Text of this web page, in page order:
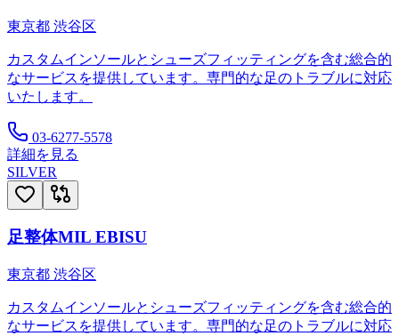
東京都 渋谷区
カスタムインソールとシューズフィッティングを含む総合的
なサービスを提供しています。専門的な足のトラブルに対応
いたします。
03-6277-5578
詳細を見る
SILVER
足整体MIL EBISU
東京都 渋谷区
カスタムインソールとシューズフィッティングを含む総合的
なサービスを提供しています。専門的な足のトラブルに対応